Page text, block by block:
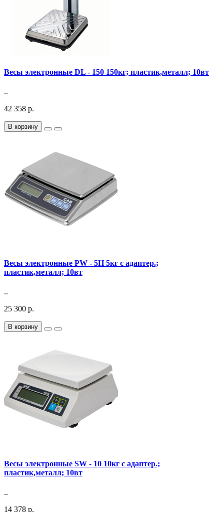
Весы электронные DL - 150 150кг; пластик,металл; 10вт
..
42 358 р.
В корзину
Весы электронные PW - 5H 5кг с адаптер.;
пластик,металл; 10вт
..
25 300 р.
В корзину
Весы электронные SW - 10 10кг с адаптер.;
пластик,металл; 10вт
..
14 378 р.